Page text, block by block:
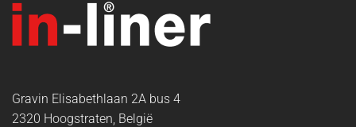
Gravin Elisabethlaan 2A bus 4
2320 Hoogstraten, België